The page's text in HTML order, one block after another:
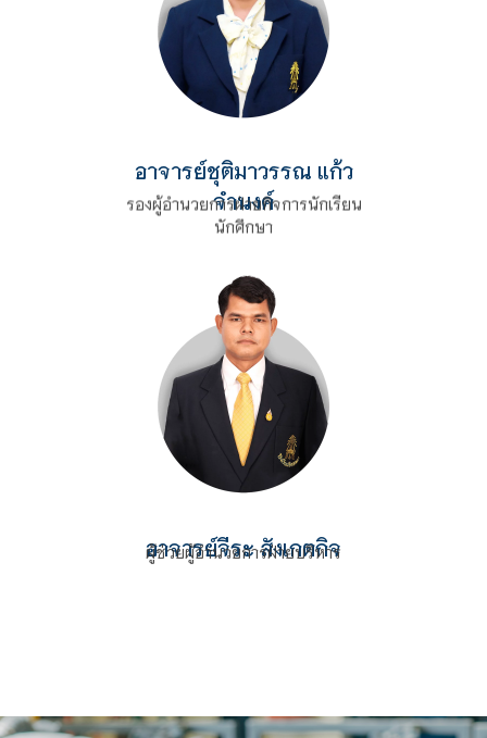
อาจารย์ชุติมาวรรณ แก้ว
จำนงค์
รองผู้อำนวยการฝ่ายกิจการนักเรียน
นักศึกษา
อาจารย์จีระ สังเกตกิจ
ผู้ช่วยผู้อำนวยการฝ่ายบริหาร